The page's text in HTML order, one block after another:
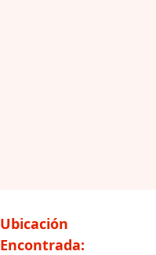
Ubicación
Encontrada: